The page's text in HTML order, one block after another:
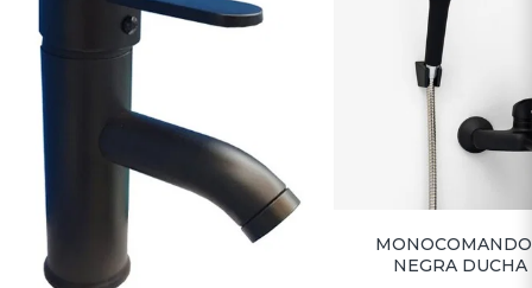
NEGRA DUCHA